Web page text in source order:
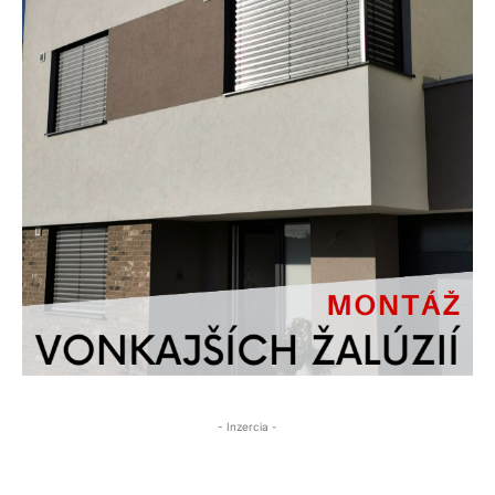
- Inzercia -